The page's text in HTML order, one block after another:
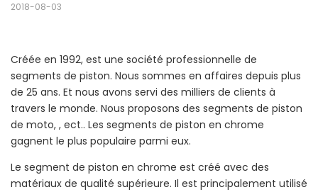
2018-08-03
Créée en 1992, est une société professionnelle de
segments de piston. Nous sommes en affaires depuis plus
de 25 ans. Et nous avons servi des milliers de clients à
travers le monde. Nous proposons des segments de piston
de moto, , ect.. Les segments de piston en chrome
gagnent le plus populaire parmi eux.
Le segment de piston en chrome est créé avec des
matériaux de qualité supérieure. Il est principalement utilisé